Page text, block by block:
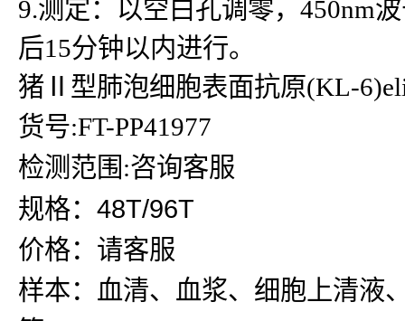
9.测定：以空白孔调零，450nm
后15分钟以内进行。
猪Ⅱ型肺泡细胞表面抗原(KL-
货号:FT-PP41977
检测范围:咨询客服
规格：48T/96T
价格：请客服
样本：血清、血浆、细胞上清液